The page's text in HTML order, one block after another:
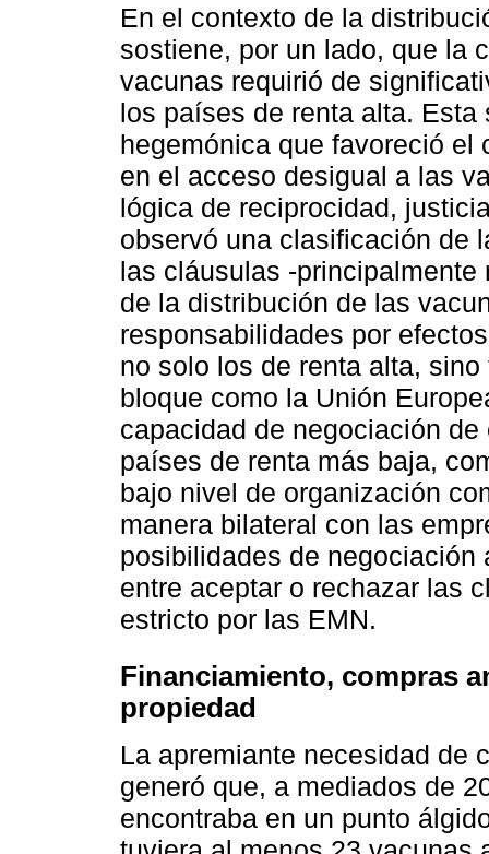
En el contexto de la
sostiene, por un lado, que la
vacunas requirió de
los países de renta alta.
hegemónica que favoreció el
en el acceso desigual a las
lógica de reciprocidad,
observó una clasificación de
las cláusulas -
de la distribución de las
responsabilidades por
no solo los de renta alta,
bloque como la Unión
capacidad de negociación
países de renta más baja,
bajo nivel de organización
manera bilateral con las
posibilidades de negociación
entre aceptar o rechazar las
estricto por las EMN.
Financiamiento, compras
propiedad
La apremiante necesidad de
generó que, a mediados de
encontraba en un punto